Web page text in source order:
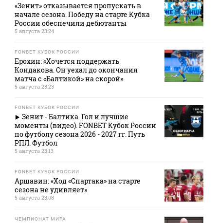
«Зенит» отказывается пропускать в
начале сезона. Победу на старте Кубка
России обеспечили дебютанты
5 августа 23:24
FONBET КУБОК РОССИИ
Ерохин: «Хочется поддержать
Кондакова. Он уехал до окончания
матча с «Балтикой» на скорой»
5 августа 23:23
FONBET КУБОК РОССИИ
Зенит - Балтика. Гол и лучшие
моменты (видео). FONBET Кубок России
по футболу сезона 2026 - 2027 гг. Путь
РПЛ. Футбол
5 августа 23:13
FONBET КУБОК РОССИИ
Аршавин: «Ход «Спартака» на старте
сезона не удивляет»
5 августа 23:08
ЧЕМПИОНАТ МИРА